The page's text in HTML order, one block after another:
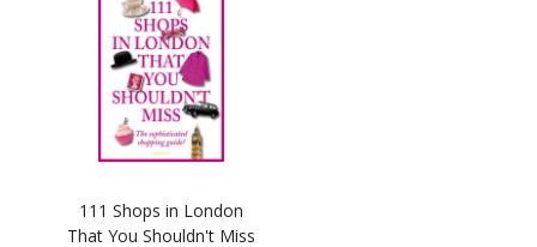
111 Shops in London
That You Shouldn't Miss